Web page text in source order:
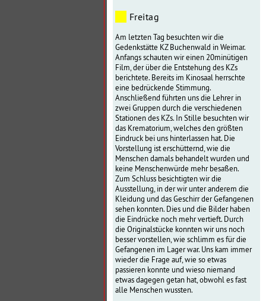
Freitag
Am letzten Tag besuchten wir die
Gedenkstätte KZ Buchenwald in Weimar.
Anfangs schauten wir einen 20minütigen
Film, der über die Entstehung des KZs
berichtete. Bereits im Kinosaal herrschte
eine bedrückende Stimmung.
Anschließend führten uns die Lehrer in
zwei Gruppen durch die verschiedenen
Stationen des KZs. In Stille besuchten wir
das Krematorium, welches den größten
Eindruck bei uns hinterlassen hat. Die
Vorstellung ist erschütternd, wie die
Menschen damals behandelt wurden und
keine Menschenwürde mehr besaßen.
Zum Schluss besichtigten wir die
Ausstellung, in der wir unter anderem die
Kleidung und das Geschirr der Gefangenen
sehen konnten. Dies und die Bilder haben
die Eindrücke noch mehr vertieft. Durch
die Originalstücke konnten wir uns noch
besser vorstellen, wie schlimm es für die
Gefangenen im Lager war. Uns kam immer
wieder die Frage auf, wie so etwas
passieren konnte und wieso niemand
etwas dagegen getan hat, obwohl es fast
alle Menschen wussten.